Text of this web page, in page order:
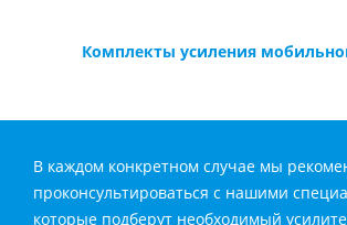
Комплекты усиления
В каждом конкретном случае мы
проконсультироваться с нашими
которые подберут необходимый